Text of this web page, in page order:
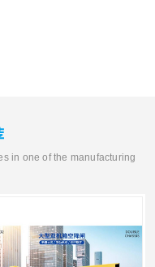
in one of the manufacturing